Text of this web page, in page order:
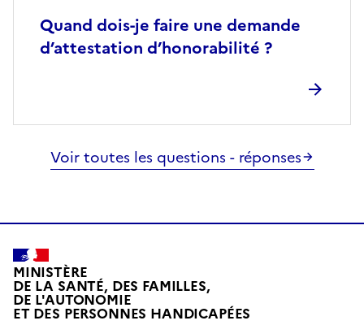
Quand dois-je faire une demande
d’attestation d’honorabilité ?
Voir toutes les questions - réponses
MINISTÈRE
DE LA SANTÉ, DES FAMILLES,
DE L'AUTONOMIE
ET DES PERSONNES HANDICAPÉES